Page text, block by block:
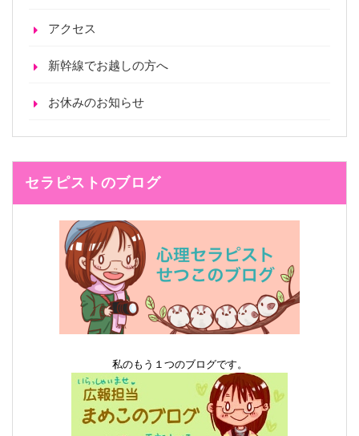
アクセス
新幹線でお越しの方へ
お休みのお知らせ
セラピストのブログ
私のもう１つのブログです。